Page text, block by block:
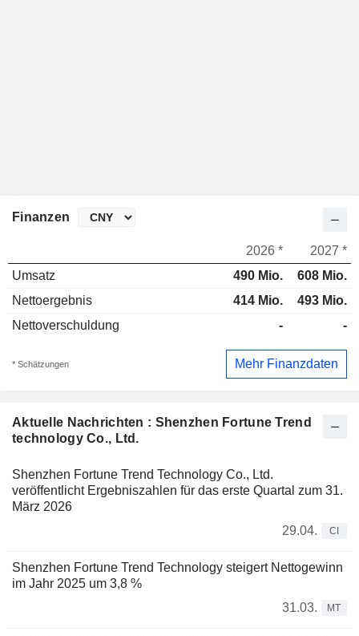
Aktuelle Nachrichten : Shenzhen Fortune Trend
technology Co., Ltd.
Shenzhen Fortune Trend Technology Co., Ltd.
veröffentlicht Ergebniszahlen für das erste Quartal zum 31.
März 2026
29.04.
CI
Shenzhen Fortune Trend Technology steigert Nettogewinn
im Jahr 2025 um 3,8 %
31.03.
MT
Finanzen
2026 *
2027 *
Umsatz
490 Mio.
608 Mio.
Nettoergebnis
414 Mio.
493 Mio.
Nettoverschuldung
- -
* Schätzungen Mehr Finanzdaten